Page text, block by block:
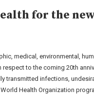
for the
medical, environmental,
respect to the coming 20th
transmitted infections,
Health Organization